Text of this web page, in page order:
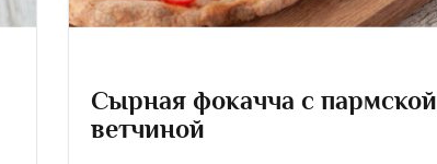
Сырная фокачча с пармской
ветчиной